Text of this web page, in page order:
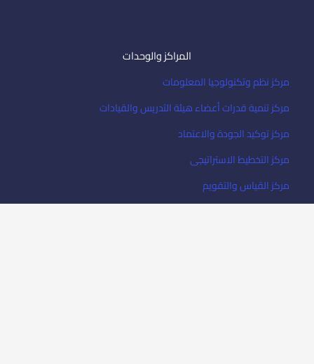
المراكز والوحدات
مركز نظم وتكنولوجيا المعلومات
مركز تنمية قدرات أعضاء هيئة التدريس والقيادات
مركز توكيد الجودة والاعتماد
مركز التخطيط الاستراتيجى
مركز القياس والتقويم